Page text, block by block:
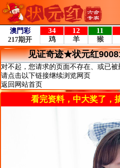
见证奇迹★状元红
对不起，您请求的页面不存在、或已
请点击以下链接继续浏览网页
返回网站首页
看完资料，中大奖了，